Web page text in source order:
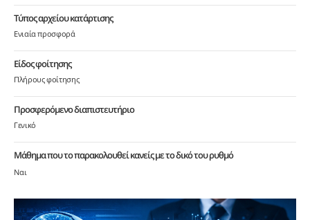
Τύπος αρχείου κατάρτισης
Ενιαία προσφορά
Είδος φοίτησης
Πλήρους φοίτησης
Προσφερόμενο διαπιστευτήριο
Γενικό
Μάθημα που το παρακολουθεί κανείς με το δικό του ρυθμό
Ναι